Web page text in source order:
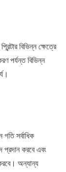
বিভিন্ন ক্ষেত্রে
পর্যন্ত বিভিন্ন
সর্বাধিক
প্রদান করবে এবং
অন্যান্য